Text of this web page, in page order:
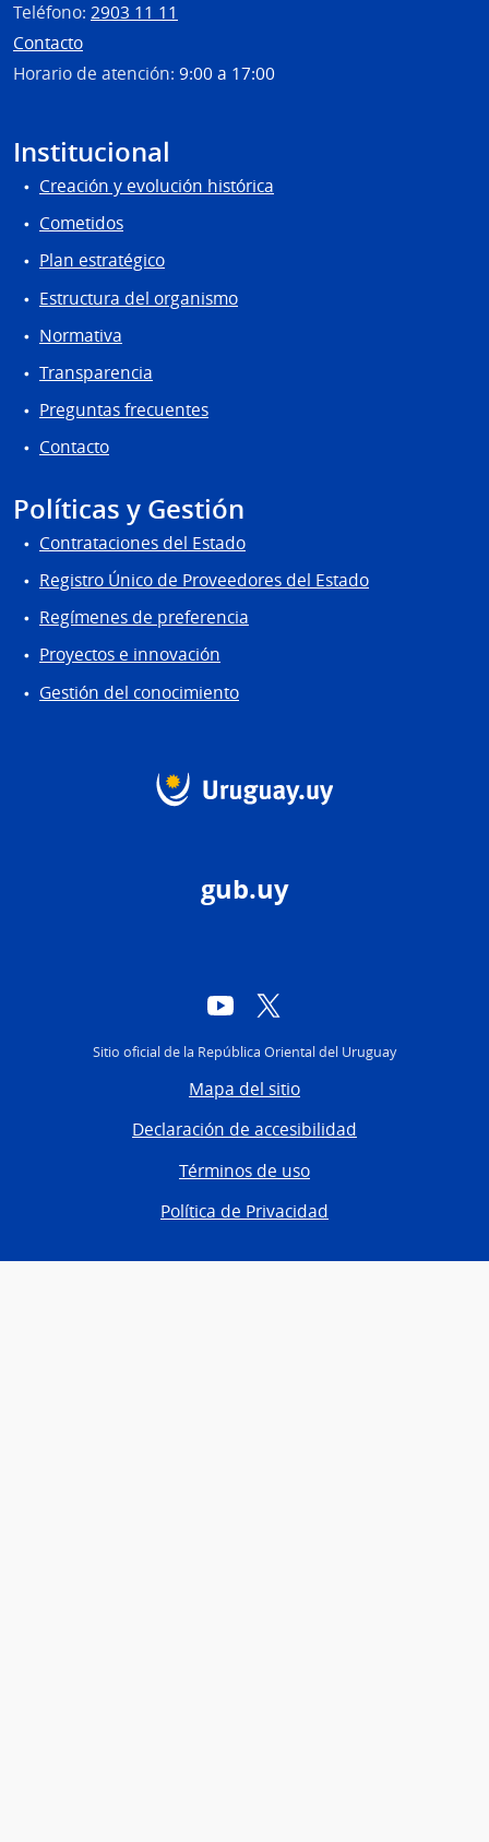
Teléfono: 2903 11 11
Contacto
Horario de atención: 9:00 a 17:00
Institucional
Creación y evolución histórica
Cometidos
Plan estratégico
Estructura del organismo
Normativa
Transparencia
Preguntas frecuentes
Contacto
Políticas y Gestión
Contrataciones del Estado
Registro Único de Proveedores del Estado
Regímenes de preferencia
Proyectos e innovación
Gestión del conocimiento
gub.uy
YouTube
Sitio oficial de la República Oriental del Uruguay
Mapa del sitio
Declaración de accesibilidad
Términos de uso
Política de Privacidad